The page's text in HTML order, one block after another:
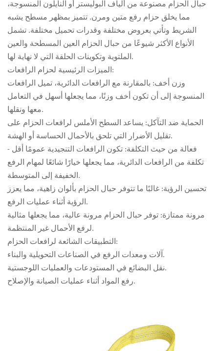
حبال الحزام مصنوعة من ألياف البوليستر أو النايلون المنسوجة،
مما يخلق حزام رفع متين ومرن. تتميز بمظهر مسطح يشبه
الشريط وتأتي بعروض مختلفة وقدرات تحميل مختلفة. تشمل
الأنواع الأكثر شيوعًا من حبال الحزام العين المسطحة والعين
الملتوية وتكوينات الحلقة التي لا نهاية لها.
الميزات الرئيسية لحزام الرافعات:
وزن أخف: بالمقارنة مع الرافعات الدائرية، تميل الرافعات
المنسوجة إلى أن تكون أخف وزنًا، مما يجعلها أسهل في التعامل
معها ونقلها.
الحماية ضد التآكل: يساعد السطح الأملس لرافعات الحزام على
تقليل الأضرار التي تلحق بالأحمال الحساسة أو الهشة.
- فعالة من حيث التكلفة: تكون الرافعات التنجيدية عمومًا أقل
تكلفة من الرافعات الدائرية، مما يجعلها خيارًا شائعًا لمهام الرفع
الخفيفة إلى المتوسطة.
تحسين الرؤية: غالبًا ما تتوفر حبال الحزام بألوان زاهية، مما يعزز
الرؤية أثناء عمليات الرفع.
مرونة ممتازة: توفر حبال الحزام مرونة عالية، مما يجعلها مثالية
لرفع الأحمال غير المنتظمة.
التطبيقات الشائعة لرافعات الحزام:
آلات ومعدات الرفع في الصناعات التحويلية والبناء.
نقل البضائع في المستودعات والعمليات اللوجستية.
رفع المواد أثناء عمليات الصيانة والإصلاح.